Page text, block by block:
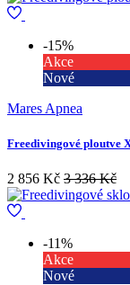
-15%
Akce
Nové
Mares Apnea
Freedivingové ploutve
2 856 Kč 3 336 Kč
-11%
Akce
Nové